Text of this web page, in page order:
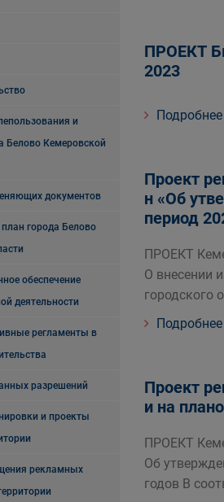
и
Белово Кемеровской
документов
города Белово
обеспечение
деятельности
регламенты в
разрешений
и проекты
рекламных
ПРОЕКТ
2023
Подробнее
Проект
н «Об
период
ПРОЕКТ
О внесении
городского о
Подробнее
Проект
и на
ПРОЕКТ
Об
годов В